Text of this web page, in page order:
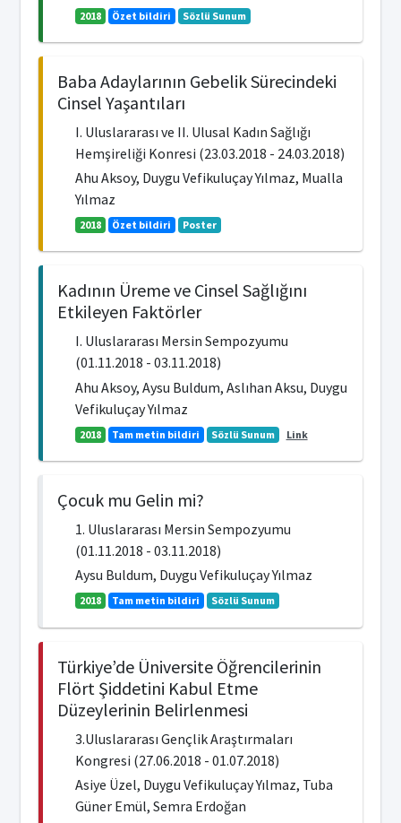
2018 Özet bildiri Sözlü Sunum
Baba Adaylarının Gebelik Sürecindeki
Cinsel Yaşantıları
I. Uluslararası ve II. Ulusal Kadın Sağlığı
Hemşireliği Konresi (23.03.2018 - 24.03.2018)
Ahu Aksoy, Duygu Vefikuluçay Yılmaz, Mualla
Yılmaz
2018 Özet bildiri Poster
Kadının Üreme ve Cinsel Sağlığını
Etkileyen Faktörler
I. Uluslararası Mersin Sempozyumu
(01.11.2018 - 03.11.2018)
Ahu Aksoy, Aysu Buldum, Aslıhan Aksu, Duygu
Vefikuluçay Yılmaz
2018 Tam metin bildiri Sözlü Sunum Link
Çocuk mu Gelin mi?
1. Uluslararası Mersin Sempozyumu
(01.11.2018 - 03.11.2018)
Aysu Buldum, Duygu Vefikuluçay Yılmaz
2018 Tam metin bildiri Sözlü Sunum
Türkiye’de Üniversite Öğrencilerinin
Flört Şiddetini Kabul Etme
Düzeylerinin Belirlenmesi
3.Uluslararası Gençlik Araştırmaları
Kongresi (27.06.2018 - 01.07.2018)
Asiye Üzel, Duygu Vefikuluçay Yılmaz, Tuba
Güner Emül, Semra Erdoğan